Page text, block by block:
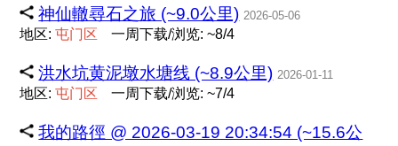
神仙轍尋石之旅 (~9.0公里) 2026-05-06
地区:屯门 区 一周下载/浏览: ~8/4
洪水坑黄泥墩水塘线 (~8.9公里) 2026-01-11
地区:屯门 区 一周下载/浏览: ~7/4
我的路徑 @ 2026-03-19 20:34:54 (~15.6公